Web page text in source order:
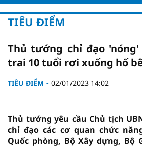
TIÊU ĐIỂM
Thủ tướng chỉ đạo
trai 10 tuổi rơi xuống hố
TIÊU ĐIỂM 02/01/2023 14:02
Thủ tướng yêu cầu Chủ tịch
chỉ đạo các cơ quan chức
Quốc phòng, Bộ Xây dựng, Bộ